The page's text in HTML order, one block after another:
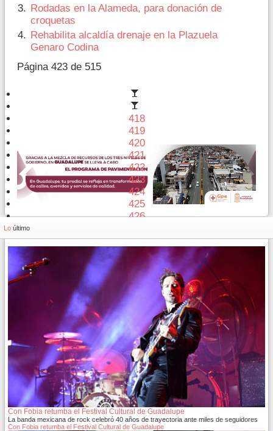
Rodadas en la Alameda, para donación de
croquetas
Rehabilita alcaldía drenaje en la Plazuela
Genaro Codina
Página 423 de 515
418
419
420
421
422
423
424
425
426
Lo último
Con Fobia retumba el Festival Cultural de Guadalupe
La banda mexicana de rock celebró 40 años de trayectoria ante miles de seguidores
Con Fobia retumba el Festival Cultural de Guadalupe